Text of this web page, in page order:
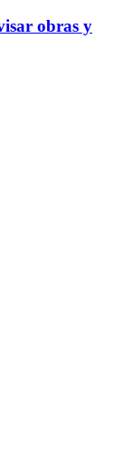
obras y